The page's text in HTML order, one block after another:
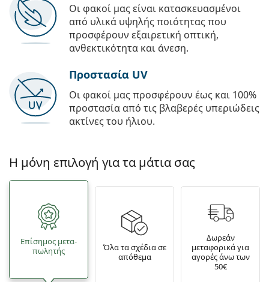
Οι φακοί μας είναι κατασκευασμένοι
από υλικά υψηλής ποιότητας που
προσφέρουν εξαιρετική οπτική,
ανθεκτικότητα και άνεση.
Προστασία UV
Οι φακοί μας προσφέρουν έως και 100%
προστασία από τις βλαβερές υπεριώδεις
ακτίνες του ήλιου.
Η μόνη επιλογή για τα μάτια σας
Επίσημος μετα­
πωλητής
Όλα τα σχέδια σε
απόθεμα
Δωρεάν
μεταφορικά για
αγορές άνω των
50€